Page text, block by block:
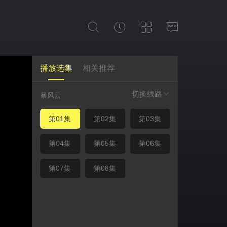
播放选集 相关推荐
切换线路
暴风云
第01集 第02集 第03集
第04集 第05集 第06集
第07集 第08集